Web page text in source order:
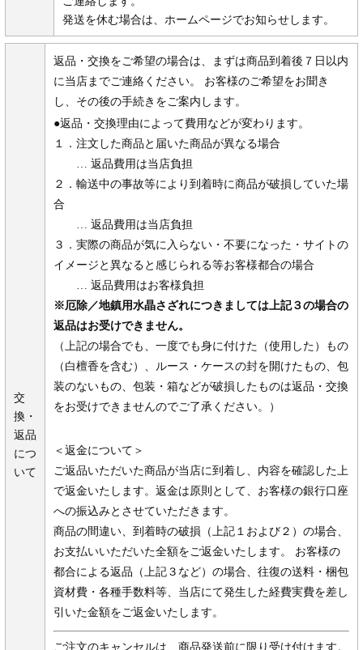
発送を休む場合は、ホームページでお知らせします。
交
換・
返品
につ
いて
返品・交換をご希望の場合は、まずは商品到着後７日以内
に当店までご連絡ください。 お客様のご希望をお聞き
し、その後の手続きをご案内します。
●返品・交換理由によって費用などが変わります。
１．注文した商品と届いた商品が異なる場合
… 返品費用は当店負担
２．輸送中の事故等により到着時に商品が破損していた場
合
… 返品費用は当店負担
３．実際の商品が気に入らない・不要になった・サイトの
イメージと異なると感じられる等お客様都合の場合
… 返品費用はお客様負担
※厄除／地鎮用水晶さざれにつきましては上記３の場合の
返品はお受けできません。
（上記の場合でも、一度でも身に付けた（使用した）もの
（白檀香を含む）、ルース・ケースの封を開けたもの、包
装のないもの、包装・箱などが破損したものは返品・交換
をお受けできませんのでご了承ください。）
＜返金について＞
ご返品いただいた商品が当店に到着し、内容を確認した上
で返金いたします。返金は原則として、お客様の銀行口座
への振込みとさせていただきます。
商品の間違い、到着時の破損（上記１および２）の場合、
お支払いいただいた全額をご返金いたします。 お客様の
都合による返品（上記３など）の場合、往復の送料・梱包
資材費・各種手数料等、当店にて発生した経費実費を差し
引いた金額をご返金いたします。
ご注文のキャンセルは、商品発送前に限り受け付けます。